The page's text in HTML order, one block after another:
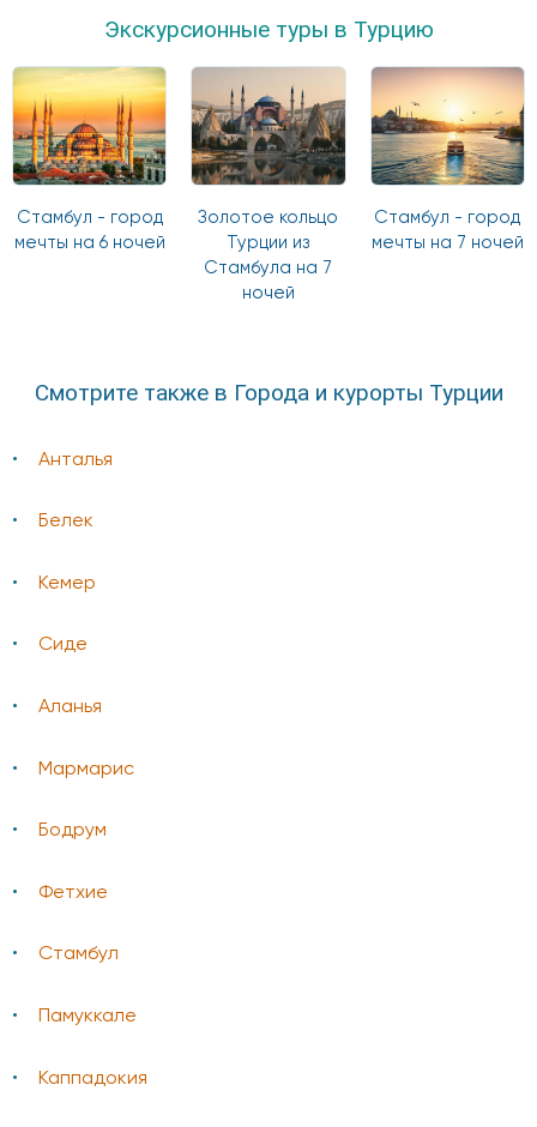
Экскурсионные туры в Турцию
Стамбул - город
мечты на 6 ночей
Золотое кольцо
Турции из
Стамбула на 7
ночей
Стамбул - город
мечты на 7 ночей
Смотрите также в Города и курорты Турции
Анталья
Белек
Кемер
Сиде
Аланья
Мармарис
Бодрум
Фетхие
Стамбул
Памуккале
Каппадокия